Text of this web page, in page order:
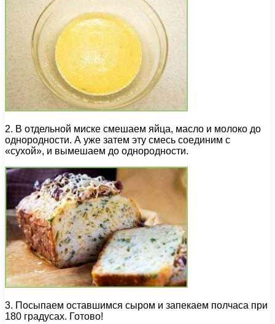
2. В отдельной миске смешаем яйца, масло и молоко до
однородности. А уже затем эту смесь соединим с
«сухой», и вымешаем до однородности.
3. Посыпаем оставшимся сыром и запекаем полчаса при
180 градусах. Готово!